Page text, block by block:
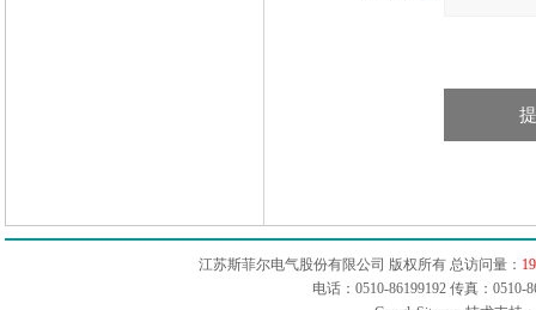
江苏斯菲尔电气股份有限公司 版权所有 总访问量：
电话：0510-86199192 传真：